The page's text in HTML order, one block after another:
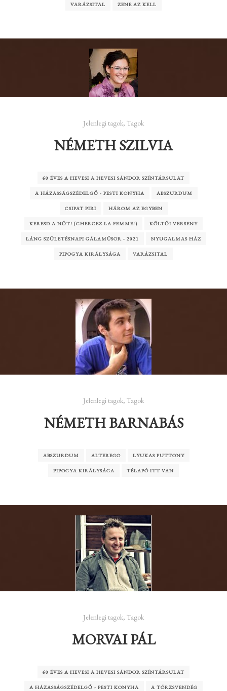
VARÁZSITAL ZENE AZ KELL
Jelenlegi tagok, Tagok
NÉMETH SZILVIA
60 ÉVES A HEVESI A HEVESI SÁNDOR SZÍNTÁRSULAT
A HÁZASSÁGSZÉDELGŐ - PESTI KONYHA ABSZURDUM
CSIPAT PIRI HÁROM AZ EGYBEN
KERESD A NŐT! (CHERCEZ LA FEMME!) KÖLTŐI VERSENY
LÁNG SZÜLETÉSNAPI GÁLAMŰSOR - 2021 NYUGALMAS HÁZ
PIPOGYA KIRÁLYSÁGA VARÁZSITAL
Jelenlegi tagok, Tagok
NÉMETH BARNABÁS
ABSZURDUM ALTEREGO LYUKAS PUTTONY
PIPOGYA KIRÁLYSÁGA TÉLAPÓ ITT VAN
Jelenlegi tagok, Tagok
MORVAI PÁL
60 ÉVES A HEVESI A HEVESI SÁNDOR SZÍNTÁRSULAT
A HÁZASSÁGSZÉDELGŐ - PESTI KONYHA A TÖRZSVENDÉG